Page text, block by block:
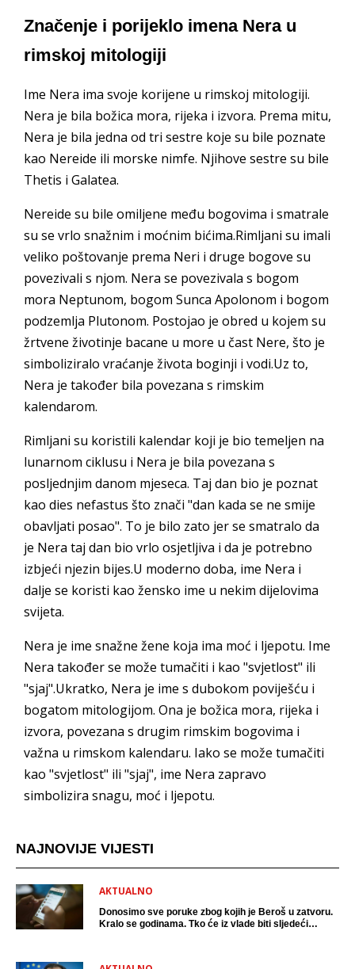
Značenje i porijeklo imena Nera u
rimskoj mitologiji
Ime Nera ima svoje korijene u rimskoj mitologiji.
Nera je bila božica mora, rijeka i izvora. Prema mitu,
Nera je bila jedna od tri sestre koje su bile poznate
kao Nereide ili morske nimfe. Njihove sestre su bile
Thetis i Galatea.
Nereide su bile omiljene među bogovima i smatrale
su se vrlo snažnim i moćnim bićima.Rimljani su imali
veliko poštovanje prema Neri i druge bogove su
povezivali s njom. Nera se povezivala s bogom
mora Neptunom, bogom Sunca Apolonom i bogom
podzemlja Plutonom. Postojao je obred u kojem su
žrtvene životinje bacane u more u čast Nere, što je
simboliziralo vraćanje života boginji i vodi.Uz to,
Nera je također bila povezana s rimskim
kalendarom.
Rimljani su koristili kalendar koji je bio temeljen na
lunarnom ciklusu i Nera je bila povezana s
posljednjim danom mjeseca. Taj dan bio je poznat
kao dies nefastus što znači "dan kada se ne smije
obavljati posao". To je bilo zato jer se smatralo da
je Nera taj dan bio vrlo osjetljiva i da je potrebno
izbjeći njezin bijes.U moderno doba, ime Nera i
dalje se koristi kao žensko ime u nekim dijelovima
svijeta.
Nera je ime snažne žene koja ima moć i ljepotu. Ime
Nera također se može tumačiti i kao "svjetlost" ili
"sjaj".Ukratko, Nera je ime s dubokom poviješću i
bogatom mitologijom. Ona je božica mora, rijeka i
izvora, povezana s drugim rimskim bogovima i
važna u rimskom kalendaru. Iako se može tumačiti
kao "svjetlost" ili "sjaj", ime Nera zapravo
simbolizira snagu, moć i ljepotu.
NAJNOVIJE VIJESTI
AKTUALNO
Donosimo sve poruke zbog kojih je Beroš u zatvoru.
Kralo se godinama. Tko će iz vlade biti sljedeći